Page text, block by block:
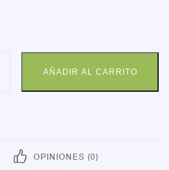
AÑADIR AL CARRITO
OPINIONES (0)